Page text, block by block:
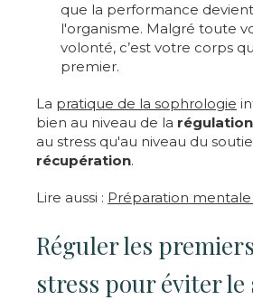
que la performance
l'organisme. Malgré toute
volonté, c’est votre corps
premier.
La pratique de la sophrologie
bien au niveau de la régulation
au stress qu'au niveau du
récupération.
Lire aussi : Préparation
Réguler les
stress pour éviter le